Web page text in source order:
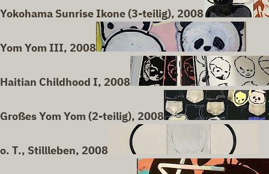
Yokohama Sunrise Ikone (3-teilig), 2008
Yom Yom III, 2008
Haitian Childhood I, 2008
Großes Yom Yom (2-teilig), 2008
o. T., Stillleben, 2008